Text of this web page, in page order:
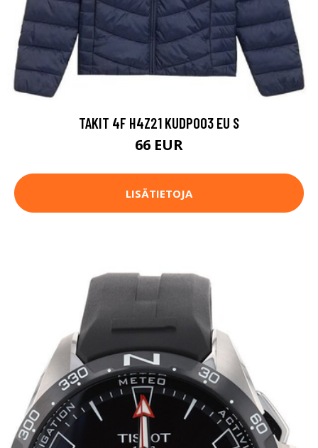
TAKIT 4F H4Z21 KUDP003 EU S
66 EUR
LISÄTIETOJA